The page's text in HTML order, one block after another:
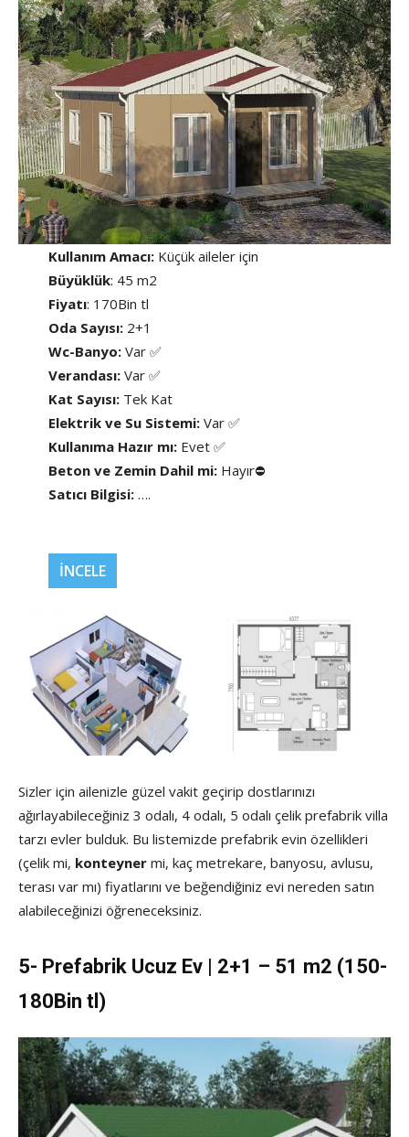
Kullanım Amacı:Küçük aileler için
Büyüklük: 45 m2
Fiyatı: 170Bin tl
Oda Sayısı: 2+1
Wc-Banyo:Var ✅
Verandası: Var ✅
Kat Sayısı:Tek Kat
Elektrik ve Su Sistemi: Var ✅
Kullanıma Hazır mı:Evet ✅
Beton ve Zemin Dahil mi: Hayır⛔
Satıcı Bilgisi:….
İNCELE
Sizler için ailenizle güzel vakit geçirip dostlarınızı
ağırlayabileceğiniz 3 odalı, 4 odalı, 5 odalı çelik prefabrik villa
tarzı evler bulduk. Bu listemizde prefabrik evin özellikleri
(çelik mi, konteyner mi, kaç metrekare, banyosu, avlusu,
terası var mı) fiyatlarını ve beğendiğiniz evi nereden satın
alabileceğinizi öğreneceksiniz.
5- Prefabrik Ucuz Ev | 2+1 – 51 m2 (150-
180Bin tl)